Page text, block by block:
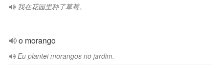
我在花园里种了草莓。
o morango
Eu plantei morangos no jardim.